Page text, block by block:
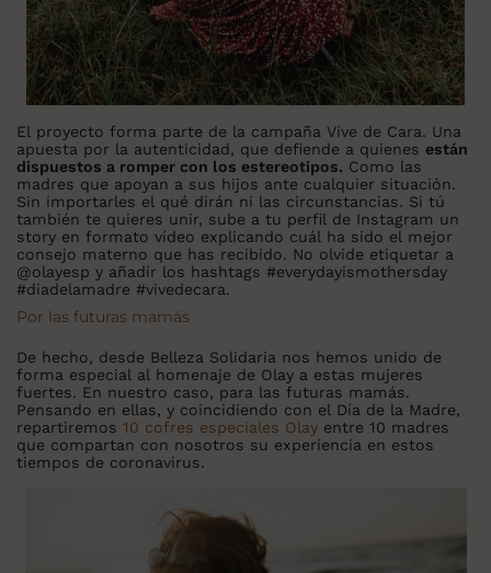
El proyecto forma parte de la campaña Vive de Cara. Una
apuesta por la autenticidad, que defiende a quienes están
dispuestos a romper con los estereotipos. Como las
madres que apoyan a sus hijos ante cualquier situación.
Sin importarles el qué dirán ni las circunstancias. Si tú
también te quieres unir, sube a tu perfil de Instagram un
story en formato vídeo explicando cuál ha sido el mejor
consejo materno que has recibido. No olvide etiquetar a
@olayesp y añadir los hashtags #everydayismothersday
#diadelamadre #vivedecara.
Por las futuras mamás
De hecho, desde Belleza Solidaria nos hemos unido de
forma especial al homenaje de Olay a estas mujeres
fuertes. En nuestro caso, para las futuras mamás.
Pensando en ellas, y coincidiendo con el Día de la Madre,
repartiremos 10 cofres especiales Olay entre 10 madres
que compartan con nosotros su experiencia en estos
tiempos de coronavirus.